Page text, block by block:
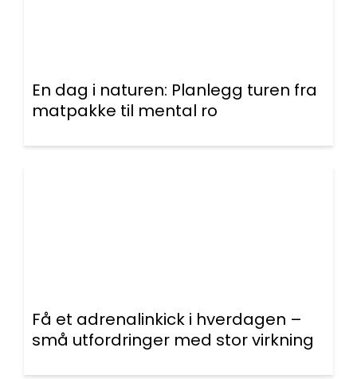
En dag i naturen: Planlegg turen fra
matpakke til mental ro
Få et adrenalinkick i hverdagen –
små utfordringer med stor virkning